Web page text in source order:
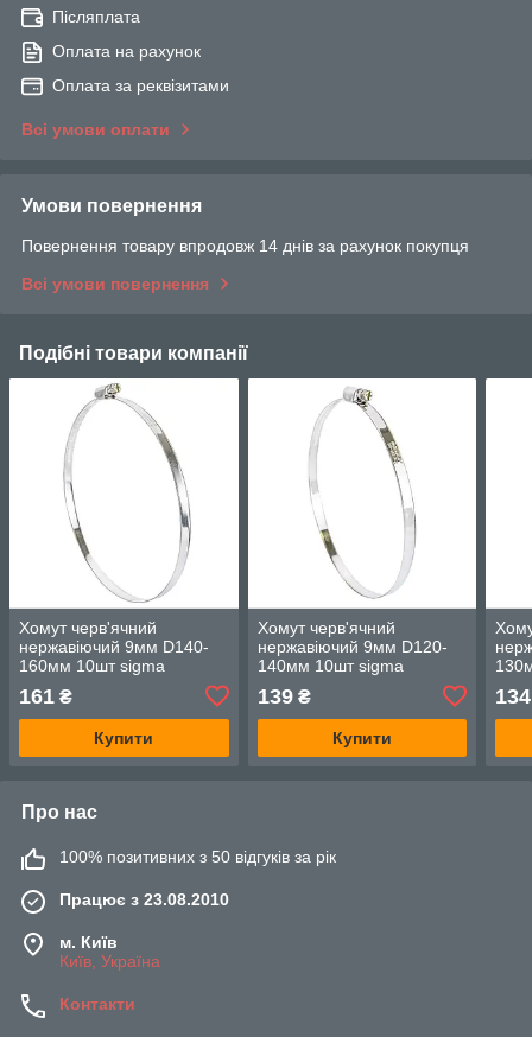
Післяплата
Оплата на рахунок
Оплата за реквізитами
Всі умови оплати
Умови повернення
Повернення товару впродовж 14 днів за рахунок покупця
Всі умови повернення
Подібні товари компанії
Хомут черв'ячний
нержавіючий 9мм D140-
160мм 10шт sigma
161 ₴
Купити
Хомут черв'ячний
нержавіючий 9мм D120-
140мм 10шт sigma
139₴
Купити
134
Про нас
100% позитивних з 50 відгуків за рік
Працює з 23.08.2010
м. Київ
Київ, Україна
Контакти